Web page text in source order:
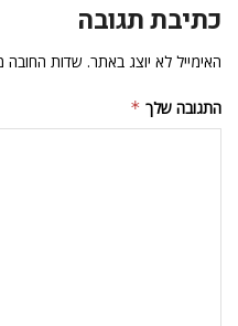
כתיבת תגובה
האימייל לא יוצג באתר. שדות החובה
התגובה שלך *